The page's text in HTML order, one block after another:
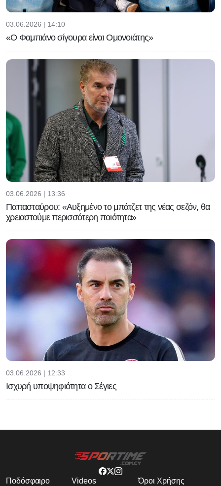
03.06.2026 | 14:10
«Ο Φαμπιάνο σίγουρα είναι Ομονοιάτης»
03.06.2026 | 13:36
Παπασταύρου: «Αυξημένο το μπάτζετ της νέας σεζόν, θα
χρειαστούμε περισσότερη ποιότητα»
03.06.2026 | 12:33
Ισχυρή υποψηφιότητα ο Σέγιες
Ποδόσφαιρο Videos Όροι Χρήσης